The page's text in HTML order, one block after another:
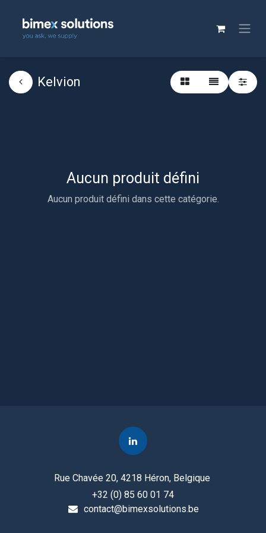
Kelvion
Aucun produit défini
Aucun produit défini dans cette catégorie.
Rue Chavée 20, 4218 Héron, Belgique
+32 (0) 85 60 01 74
contact@bimexsolutions.be